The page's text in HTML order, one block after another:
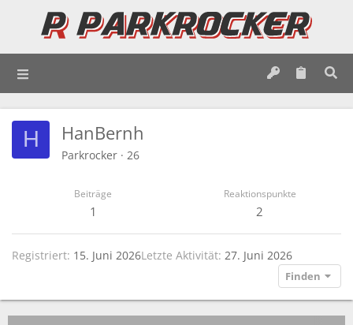
H HanBernh
Parkrocker · 26
Beiträge
1
Reaktionspunkte
2
Registriert 15. Juni 2026Letzte Aktivität 27. Juni 2026
Finden